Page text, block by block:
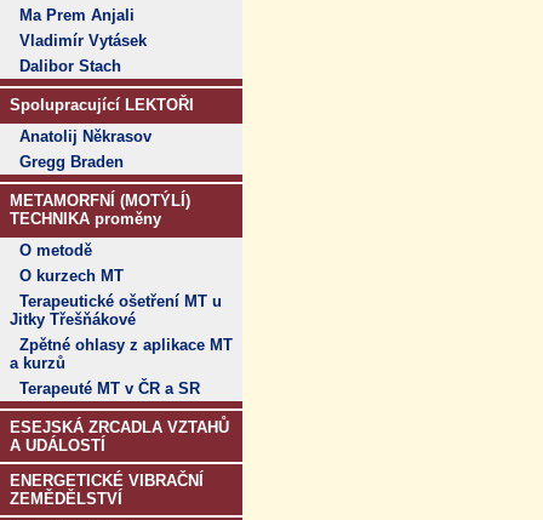
Ma Prem Anjali
Vladimír Vytásek
Dalibor Stach
Spolupracující LEKTOŘI
Anatolij Někrasov
Gregg Braden
METAMORFNÍ (MOTÝLÍ)
TECHNIKA proměny
O metodě
O kurzech MT
Terapeutické ošetření MT u
Jitky Třešňákové
Zpětné ohlasy z aplikace MT
a kurzů
Terapeuté MT v ČR a SR
ESEJSKÁ ZRCADLA VZTAHŮ
A UDÁLOSTÍ
ENERGETICKÉ VIBRAČNÍ
ZEMĚDĚLSTVÍ